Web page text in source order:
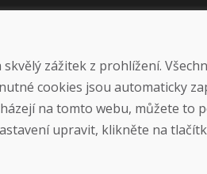
© DOMIVOSPORT 2026, všechna
DUFEKSOFT
zážitek z prohlížení.
cookies jsou automaticky
na tomto webu, můžete to
upravit, klikněte na